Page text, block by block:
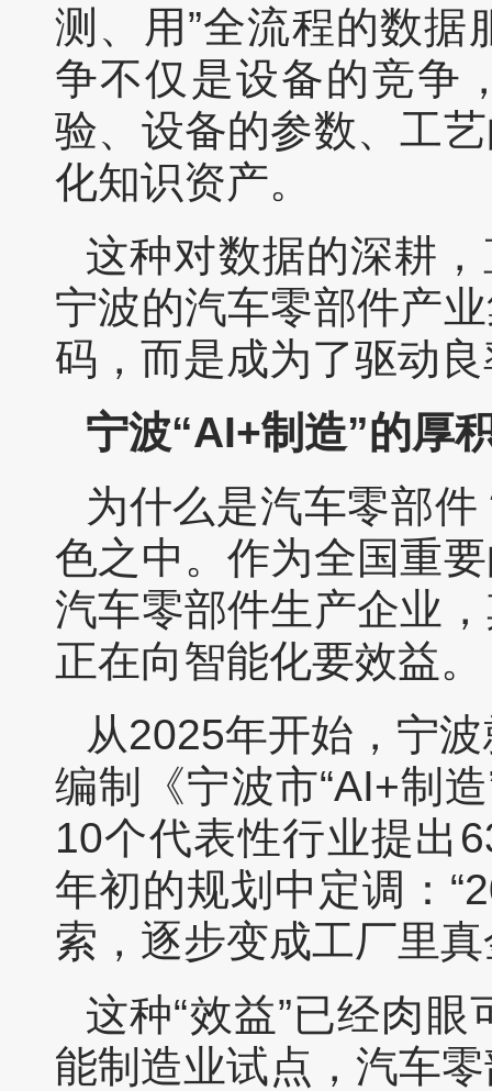
测、用”全流程的数
争不仅是设备的竞争
验、设备的参数、工
化知识资产。
这种对数据的深耕
宁波的汽车零部件产
码，而是成为了驱动
宁波“AI+制造”的厚
为什么是汽车零部
色之中。作为全国重
汽车零部件生产企业
正在向智能化要效益。
从2025年开始，宁
编制《宁波市“AI+制
10个代表性行业提出
年初的规划中定调：
索，逐步变成工厂里
这种“效益”已经肉
能制造业试点，汽车